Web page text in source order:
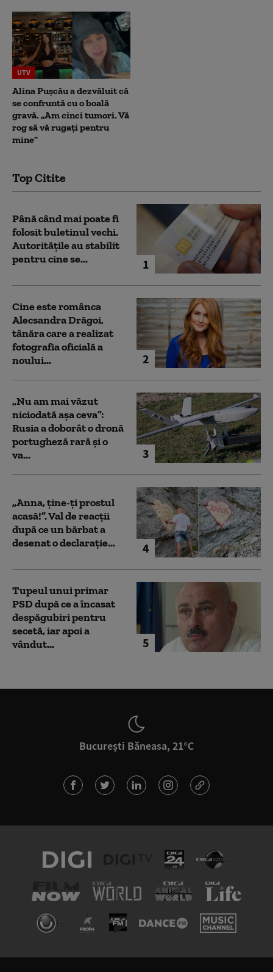
UTV
Alina Pușcău a dezvăluit că
se confruntă cu o boală
gravă. „Am cinci tumori. Vă
rog să vă rugați pentru
mine”
Top Citite
1
Până când mai poate fi
folosit buletinul vechi.
Autoritățile au stabilit
pentru cine se...
2
Cine este românca
Alecsandra Drăgoi,
tânăra care a realizat
fotografia oficială a
noului...
3
„Nu am mai văzut
niciodată așa ceva”:
Rusia a doborât o dronă
portugheză rară și o
va...
4
„Anna, ţine-ţi prostul
acasă!”. Val de reacții
după ce un bărbat a
desenat o declarație...
5
Tupeul unui primar
PSD după ce a încasat
despăgubiri pentru
secetă, iar apoi a
vândut...
București Băneasa, 21°C